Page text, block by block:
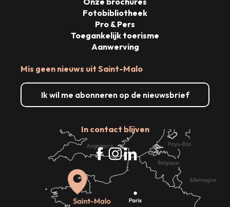
Mis geen nieuws uit Saint-Malo
Ik wil me abonneren op de nieuwsbrief
In contact blijven
Fotobibliotheek
Pro & Pers
Toegankelijk toerisme
Aanwerving